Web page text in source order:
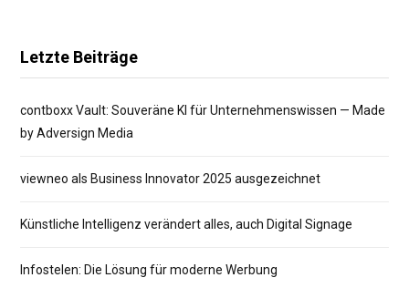
Letzte Beiträge
contboxx Vault: Souveräne KI für Unternehmenswissen — Made
by Adversign Media
viewneo als Business Innovator 2025 ausgezeichnet
Künstliche Intelligenz verändert alles, auch Digital Signage
Infostelen: Die Lösung für moderne Werbung